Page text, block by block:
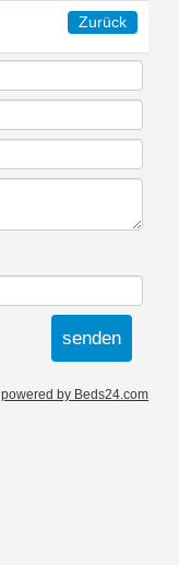
Zurück
powered by Beds24.com